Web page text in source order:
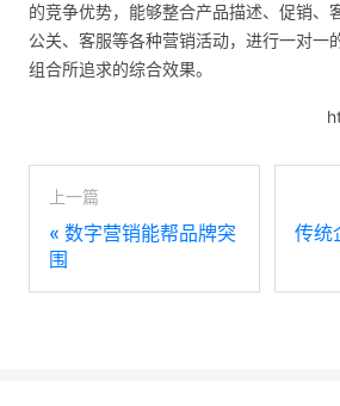
的竞争优势，能够整合产品描述、促销、
公关、客服等各种营销活动，进行一对一
组合所追求的综合效果。
上一篇
« 数字营销能帮品牌突
围
传统